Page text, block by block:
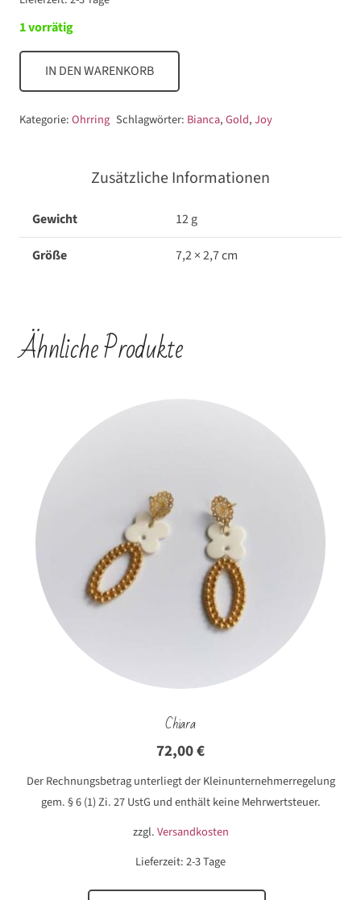
1 vorrätig
IN DEN WARENKORB
Kategorie:Ohrring Schlagwörter: Bianca,Gold,Joy
Zusätzliche Informationen
Gewicht 12 g
Größe 7,2 × 2,7 cm
Ähnliche Produkte
Chiara
72,00€
Der Rechnungsbetrag unterliegt der Kleinunternehmerregelung
gem. § 6 (1) Zi. 27 UstG und enthält keine Mehrwertsteuer.
zzgl.Versandkosten
Lieferzeit:2-3 Tage